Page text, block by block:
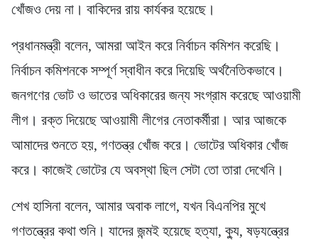
খোঁজও দেয় না। বাকিদের রায় কার্যকর হয়েছে।
প্রধানমন্ত্রী বলেন, আমরা আইন করে নির্বাচন কমিশন করেছি।
নির্বাচন কমিশনকে সম্পূর্ণ স্বাধীন করে দিয়েছি অর্থনৈতিকভাবে।
জনগণের ভোট ও ভাতের অধিকারের জন্য সংগ্রাম করেছে আওয়ামী
লীগ। রক্ত দিয়েছে আওয়ামী লীগের নেতাকর্মীরা। আর আজকে
আমাদের শুনতে হয়, গণতন্ত্র খোঁজ করে। ভোটের অধিকার খোঁজ
করে। কাজেই ভোটের যে অবস্থা ছিল সেটা তো তারা দেখেনি।
শেখ হাসিনা বলেন, আমার অবাক লাগে, যখন বিএনপির মুখে
গণতন্ত্রের কথা শুনি। যাদের জন্মই হয়েছে হত্যা, ক্যু, ষড়যন্ত্রের